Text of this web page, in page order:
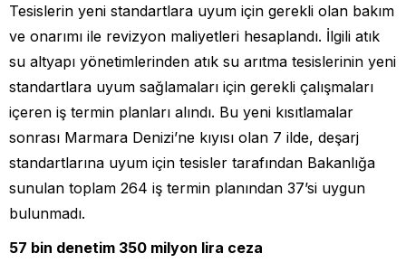
Tesislerin yeni standartlara uyum için gerekli olan bakım
ve onarımı ile revizyon maliyetleri hesaplandı. İlgili atık
su altyapı yönetimlerinden atık su arıtma tesislerinin yeni
standartlara uyum sağlamaları için gerekli çalışmaları
içeren iş termin planları alındı. Bu yeni kısıtlamalar
sonrası Marmara Denizi’ne kıyısı olan 7 ilde, deşarj
standartlarına uyum için tesisler tarafından Bakanlığa
sunulan toplam 264 iş termin planından 37’si uygun
bulunmadı.
57 bin denetim 350 milyon lira ceza